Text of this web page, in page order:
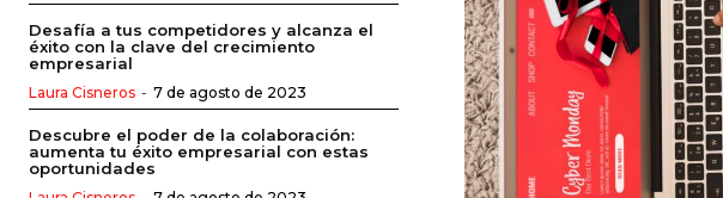
Desafía a tus competidores y alcanza el
éxito con la clave del crecimiento
empresarial
Laura Cisneros - 7 de agosto de 2023
Descubre el poder de la colaboración:
aumenta tu éxito empresarial con estas
oportunidades